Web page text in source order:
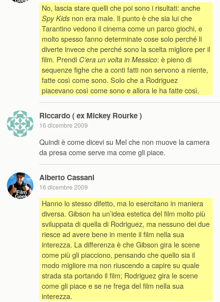
No, lascia stare quelli che poi sono i risultati: anche
Spy Kids non era male. Il punto è che sia lui che
Tarantino vedono il cinema come un parco giochi, e
molto spesso fanno determinate cose solo perché li
diverte invece che perché sono la scelta migliore per il
film. Prendi C’era un volta in Messico: è pieno di
sequenze fighe che a conti fatti non servono a niente,
fatte così come sono. Solo che a Rodriguez
piacevano così come sono e allora le ha fatte così.
Riccardo ( ex Mickey Rourke )
16 dicembre 2009
Quindi è come dicevi su Mel che non muove la camera
da presa come serve ma come gli piace.
Alberto Cassani
16 dicembre 2009
Hanno lo stesso difetto, ma lo esercitano in maniera
diversa. Gibson ha un’idea estetica del film molto più
sviluppata di quella di Rodriguez, ma nessuno dei due
riesce ad avere bene in mente il film nella sua
interezza. La differenza è che Gibson gira le scene
come più gli piacciono, pensando che quello sia il
modo migliore ma non riuscendo a capire su quale
strada sta portando il film; Rodriguez gira le scene
come gli piace e se ne frega del film nella sua
interezza.